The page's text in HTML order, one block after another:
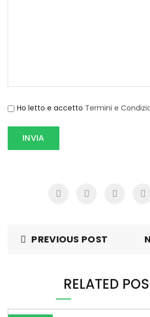
Ho letto e accetto Termini e
PREVIOUS POST
RELATED